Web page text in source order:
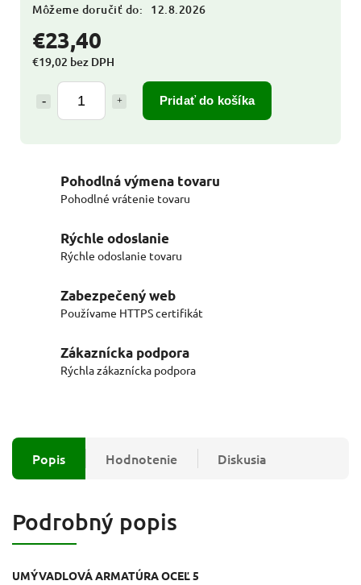
€23,40
€19,02 bez DPH
Pridať do košíka
Môžeme doručiť do: 12.8.2026
Pohodlná výmena tovaru
Pohodlné vrátenie tovaru
Rýchle odoslanie
Rýchle odoslanie tovaru
Zabezpečený web
Používame HTTPS certifikát
Zákaznícka podpora
Rýchla zákaznícka podpora
Popis Hodnotenie Diskusia
Podrobný popis
UMÝVADLOVÁ ARMATÚRA OCEĽ 5